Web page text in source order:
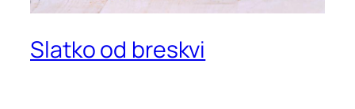
Slatko od breskvi